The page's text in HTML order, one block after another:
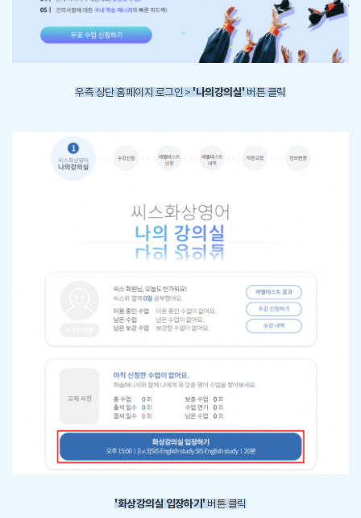
우측 상단 홈페이지 로그인 > '나의강의실' 버튼 클릭
'화상강의실 입장하기' 버튼 클릭